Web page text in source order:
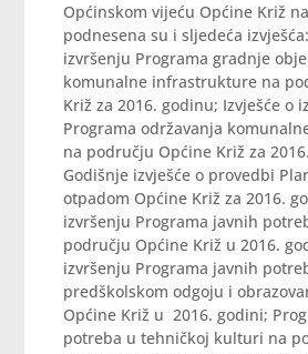
Općinskom vijeću Općine Križ
podnesena su i sljedeća
izvršenju Programa gradnje
komunalne infrastrukture na
Križ za 2016. godinu; Izvješće o
Programa održavanja
na području Općine Križ za
Godišnje izvješće o provedbi
otpadom Općine Križ za 2016.
izvršenju Programa javnih
području Općine Križ u 2016.
izvršenju Programa javnih
predškolskom odgoju i
Općine Križ u 2016. godini;
potreba u tehničkoj kulturi na